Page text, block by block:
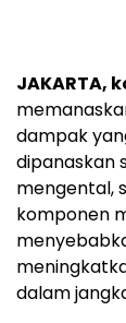
JAKARTA,
dampak
dipanaskan
mengental,
komponen
dalam